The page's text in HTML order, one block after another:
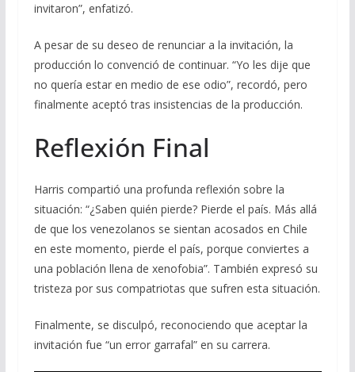
invitaron”, enfatizó.
A pesar de su deseo de renunciar a la invitación, la
producción lo convenció de continuar. “Yo les dije que
no quería estar en medio de ese odio”, recordó, pero
finalmente aceptó tras insistencias de la producción.
Reflexión Final
Harris compartió una profunda reflexión sobre la
situación: “¿Saben quién pierde? Pierde el país. Más allá
de que los venezolanos se sientan acosados en Chile
en este momento, pierde el país, porque conviertes a
una población llena de xenofobia”. También expresó su
tristeza por sus compatriotas que sufren esta situación.
Finalmente, se disculpó, reconociendo que aceptar la
invitación fue “un error garrafal” en su carrera.